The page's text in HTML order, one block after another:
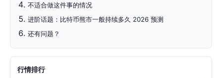
不适合做这件事的情况
进阶话题：比特币熊市一般持续多久 2026 预测
还有问题？
行情排行